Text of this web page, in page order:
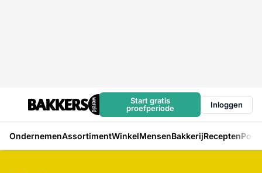
Start gratis
proefperiode
Inloggen
OndernemenAssortimentWinkelMensenBakkerijRecepten